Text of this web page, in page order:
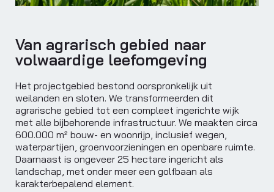
Van agrarisch gebied naar
volwaardige leefomgeving
Het projectgebied bestond oorspronkelijk uit
weilanden en sloten. We transformeerden dit
agrarische gebied tot een compleet ingerichte wijk
met alle bijbehorende infrastructuur. We maakten circa
600.000 m² bouw- en woonrijp, inclusief wegen,
waterpartijen, groenvoorzieningen en openbare ruimte.
Daarnaast is ongeveer 25 hectare ingericht als
landschap, met onder meer een golfbaan als
karakterbepalend element.